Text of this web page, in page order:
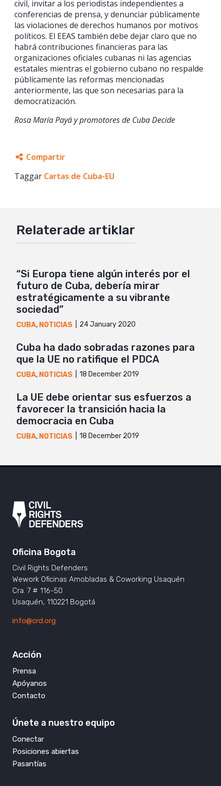
civil, invitar a los periodistas independientes a
conferencias de prensa, y denunciar públicamente
las violaciones de derechos humanos por motivos
políticos. El EEAS también debe dejar claro que no
habrá contribuciones financieras para las
organizaciones oficiales cubanas ni las agencias
estatales mientras el gobierno cubano no respalde
públicamente las reformas mencionadas
anteriormente, las que son necesarias para la
democratización.
Rosa María Payá y promotores de Cuba Decide
Compartir
Facebook
Mail
Taggar Cartas de Cuba-EU
Relaterade artiklar
“Si Europa tiene algún interés por el
futuro de Cuba, debería mirar
estratégicamente a su vibrante
sociedad”
CUBA, NOTICIAS 24 January 2020
Cuba ha dado sobradas razones para
que la UE no ratifique el PDCA
CUBA, NOTICIAS 18 December 2019
La UE debe orientar sus esfuerzos a
favorecer la transición hacia la
democracia en Cuba
CUBA, NOTICIAS 18 December 2019
Oficina Bogota
Civil Rights Defenders
Wework Oficinas Amobladas & Coworking Usaquén
Cra. 7 # 116-50
Usaquén, 110221 Bogotá
info@crd.org
Acción
Prensa
Apóyanos
Contacto
Únete a nuestro equipo
Conectar
Posiciones abiertas
Pasantías